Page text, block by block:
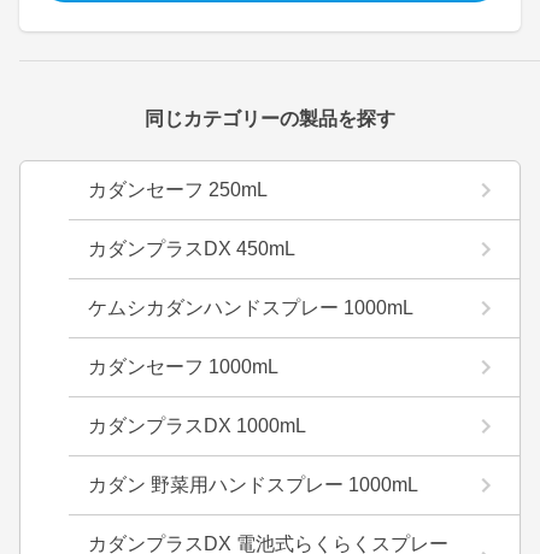
同じカテゴリーの製品を探す
カダンセーフ 250mL
カダンプラスDX 450mL
ケムシカダンハンドスプレー 1000mL
カダンセーフ 1000mL
カダンプラスDX 1000mL
カダン 野菜用ハンドスプレー 1000mL
カダンプラスDX 電池式らくらくスプレー